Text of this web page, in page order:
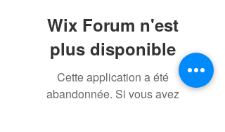
Wix Forum n'est
plus disponible
Cette application a été
abandonnée. Si vous avez